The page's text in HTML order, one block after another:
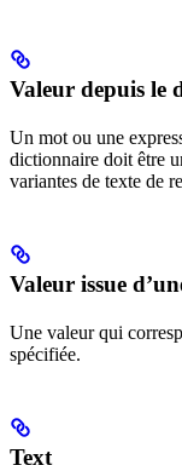
Valeur depuis le
Un mot ou une
dictionnaire doit être
variantes de texte de
Valeur issue
Une valeur qui
spécifiée.
Text